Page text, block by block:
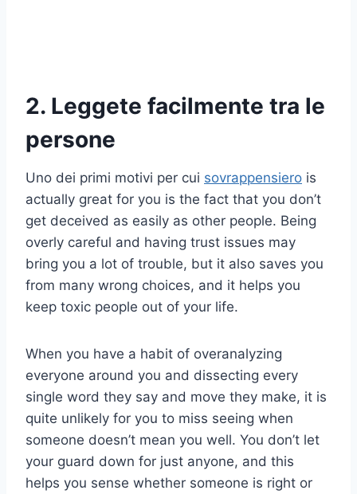
2. Leggete facilmente tra le
persone
Uno dei primi motivi per cui sovrappensiero is
actually great for you is the fact that you don’t
get deceived as easily as other people. Being
overly careful and having trust issues may
bring you a lot of trouble, but it also saves you
from many wrong choices, and it helps you
keep toxic people out of your life.
When you have a habit of overanalyzing
everyone around you and dissecting every
single word they say and move they make, it is
quite unlikely for you to miss seeing when
someone doesn’t mean you well. You don’t let
your guard down for just anyone, and this
helps you sense whether someone is right or